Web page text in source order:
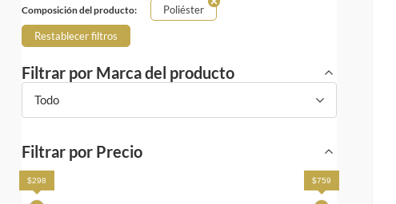
Composición del producto: Poliéster
Restablecer filtros
Filtrar por Marca del producto
Todo
Filtrar por Precio
$298 $759